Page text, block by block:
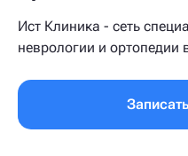
Ист Клиника - сеть
неврологии и ортопедии